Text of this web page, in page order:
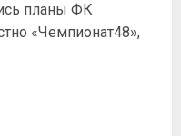
планы ФК
«Чемпионат48»,